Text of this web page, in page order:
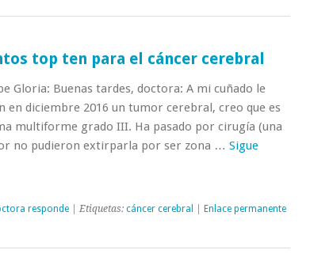
top ten para el cáncer cerebral
Gloria: Buenas tardes, doctora: A mi cuñado le
en diciembre 2016 un tumor cerebral, creo que es
multiforme grado III. Ha pasado por cirugía (una
no pudieron extirparla por ser zona … Sigue
responde| Etiquetas: cáncer cerebral Enlace permanente